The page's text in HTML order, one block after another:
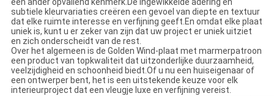
een ander opvallend kenmerk.De ingewikkelde adering en
subtiele kleurvariaties creëren een gevoel van diepte en textuur
dat elke ruimte interesse en verfijning geeft.En omdat elke plaat
uniek is, kunt u er zeker van zijn dat uw project er uniek uitziet
en zich onderscheidt van de rest.
Over het algemeen is de Golden Wind-plaat met marmerpatroon
een product van topkwaliteit dat uitzonderlijke duurzaamheid,
veelzijdigheid en schoonheid biedt.Of u nu een huiseigenaar of
een ontwerper bent, het is een uitstekende keuze voor elk
interieurproject dat een vleugje luxe en verfijning vereist.